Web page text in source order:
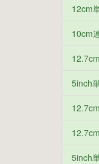
12cm
10cm
5inch
5inch